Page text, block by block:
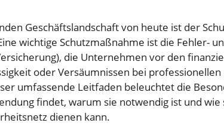
Geschäftslandschaft von heute ist der
wichtige Schutzmaßnahme ist die Fehler-
die Unternehmen vor den
oder Versäumnissen bei professionellen
umfassende Leitfaden beleuchtet die
findet, warum sie notwendig ist und wie
dienen kann.